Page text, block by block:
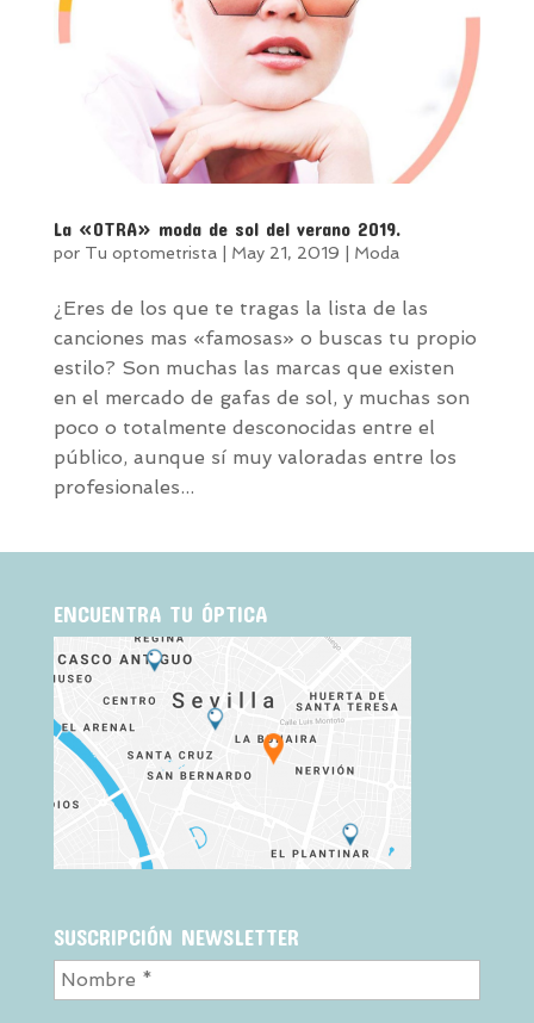
La «OTRA» moda de sol del verano 2019.
por Tu optometrista| May 21, 2019 Moda
¿Eres de los que te tragas la lista de las
canciones mas «famosas» o buscas tu propio
estilo? Son muchas las marcas que existen
en el mercado de gafas de sol, y muchas son
poco o totalmente desconocidas entre el
público, aunque sí muy valoradas entre los
profesionales...
ENCUENTRA TU ÓPTICA
SUSCRIPCIÓN NEWSLETTER